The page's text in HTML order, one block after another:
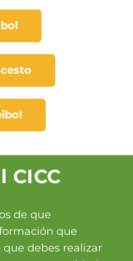
CICC
de que
que
debes realizar